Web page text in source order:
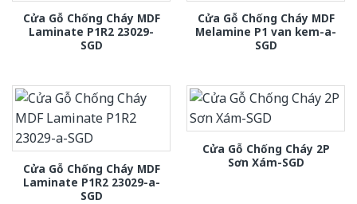
Cửa Gỗ Chống Cháy MDF
Laminate P1R2 23029-
SGD
Cửa Gỗ Chống Cháy MDF
Melamine P1 van kem-a-
SGD
Cửa Gỗ Chống Cháy MDF
Laminate P1R2 23029-a-
SGD
Cửa Gỗ Chống Cháy 2P
Sơn Xám-SGD